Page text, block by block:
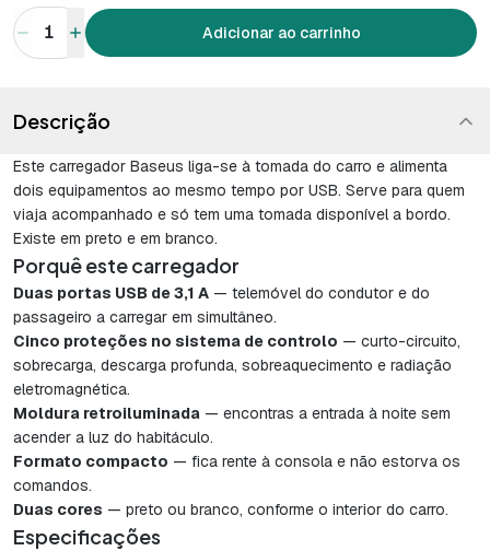
1 Adicionar ao carrinho
Descrição
Este carregador Baseus liga-se à tomada do carro e alimenta
dois equipamentos ao mesmo tempo por USB. Serve para quem
viaja acompanhado e só tem uma tomada disponível a bordo.
Existe em preto e em branco.
Porquê este carregador
Duas portas USB de 3,1 A — telemóvel do condutor e do
passageiro a carregar em simultâneo.
Cinco proteções no sistema de controlo — curto-circuito,
sobrecarga, descarga profunda, sobreaquecimento e radiação
eletromagnética.
Moldura retroiluminada — encontras a entrada à noite sem
acender a luz do habitáculo.
Formato compacto — fica rente à consola e não estorva os
comandos.
Duas cores — preto ou branco, conforme o interior do carro.
Especificações